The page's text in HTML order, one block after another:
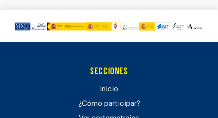
Secciones
Inicio
¿Cómo participar?